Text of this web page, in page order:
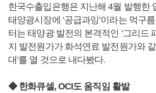
한국수출입은행은 지난해 4월 발행한
태양광시장에 ‘공급과잉’이라는 먹구
터는 태양광 발전의 본격적인 ‘그리드
지 발전원가가 화석연료 발전원가와
대’를 열 것으로 내다봤다.
◆ 한화큐셀, OCI도 움직임 활발